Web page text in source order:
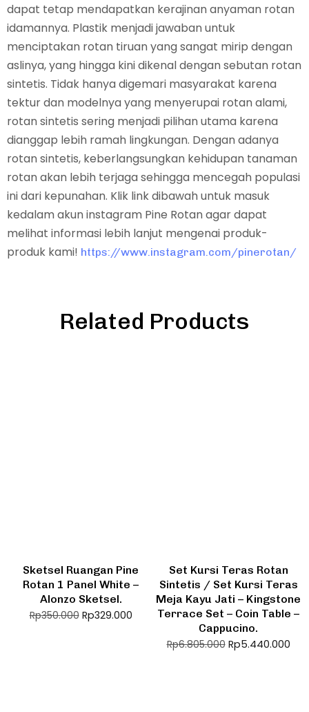
dapat tetap mendapatkan kerajinan anyaman rotan
idamannya. Plastik menjadi jawaban untuk
menciptakan rotan tiruan yang sangat mirip dengan
aslinya, yang hingga kini dikenal dengan sebutan rotan
sintetis. Tidak hanya digemari masyarakat karena
tektur dan modelnya yang menyerupai rotan alami,
rotan sintetis sering menjadi pilihan utama karena
dianggap lebih ramah lingkungan. Dengan adanya
rotan sintetis, keberlangsungkan kehidupan tanaman
rotan akan lebih terjaga sehingga mencegah populasi
ini dari kepunahan. Klik link dibawah untuk masuk
kedalam akun instagram Pine Rotan agar dapat
melihat informasi lebih lanjut mengenai produk-
produk kami! https://www.instagram.com/pinerotan/
Related Products
Sketsel Ruangan Pine
Rotan 1 Panel White –
Alonzo Sketsel.
Rp350.000 Rp329.000
Set Kursi Teras Rotan
Sintetis / Set Kursi Teras
Meja Kayu Jati – Kingstone
Terrace Set – Coin Table –
Cappucino.
Rp6.805.000 Rp5.440.000